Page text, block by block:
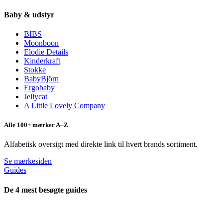
Baby & udstyr
BIBS
Moonboon
Elodie Details
Kinderkraft
Stokke
BabyBjörn
Ergobaby
Jellycat
A Little Lovely Company
Alle 100+ mærker A–Z
Alfabetisk oversigt med direkte link til hvert brands sortiment.
Se mærkesiden
Guides
De 4 mest besøgte guides